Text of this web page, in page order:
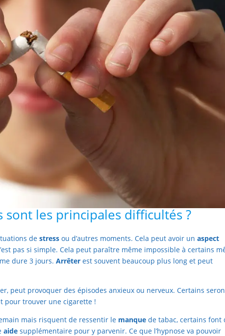
les principales difficultés ?
destressou d’autres moments. Cela peut avoir unaspect
pas si simple. Cela peut paraître même impossible à certains
dure 3 jours.Arrêterest souvent beaucoup plus long et peut
peut provoquer des épisodes anxieux ou nerveux. Certains
pour trouver une cigarette !
mais risquent de ressentir le manque de tabac, certains font
aide supplémentaire pour y parvenir. Ce que l’hypnose va pouvoir